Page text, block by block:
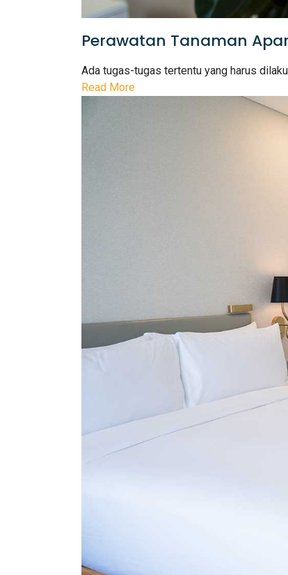
Perawatan Tanaman
Ada tugas-tugas tertentu yang harus
Read More